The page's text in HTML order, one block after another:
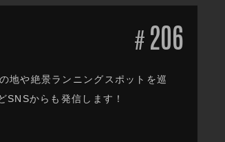
# 206
地や絶景ランニングスポットを巡
からも発信します！